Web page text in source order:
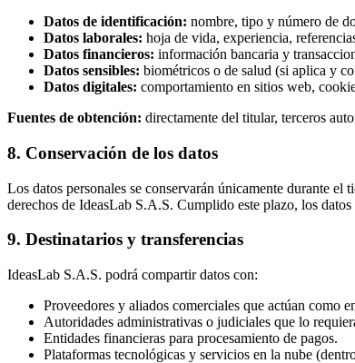
Datos de identificación: nombre, tipo y número de
Datos laborales: hoja de vida, experiencia,
Datos financieros: información bancaria y
Datos sensibles: biométricos o de salud (si aplica y
Datos digitales: comportamiento en sitios web,
Fuentes de obtención: directamente del titular, terceros
8. Conservación de los datos
Los datos personales se conservarán únicamente durante
derechos de IdeasLab S.A.S. Cumplido este plazo, los
9. Destinatarios y transferencias
IdeasLab S.A.S. podrá compartir datos con:
Proveedores y aliados comerciales que actúan como
Autoridades administrativas o judiciales que lo
Entidades financieras para procesamiento de pagos.
Plataformas tecnológicas y servicios en la nube